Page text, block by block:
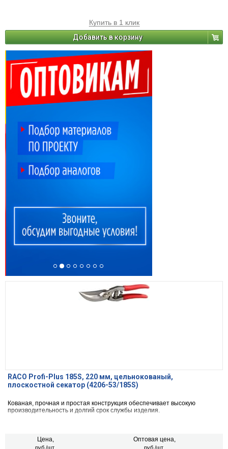
Купить в 1 клик
Добавить в корзину
RACO Profi-Plus 185S, 220 мм, цельнокованый,
плоскостной секатор (4206-53/185S)
Кованая, прочная и простая конструкция обеспечивает высокую
производительность и долгий срок службы изделия.
Цена,
руб./шт.
Оптовая цена,
руб./шт.